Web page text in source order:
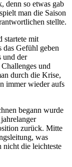
denn so etwas gab
man die Saison
stellte.
startete mit
Gefühl geben
und der
und
durch die Krise,
immer wieder aufs
begann wurde
zurück. Mitte
was
nicht die leichteste